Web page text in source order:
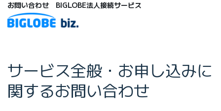
お問い合わせ BIGLOBE法人接続サービス
サービス全般・お申し込みに
関するお問い合わせ